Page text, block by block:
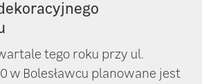
tego roku przy ul.
w Bolesławcu planowane jest